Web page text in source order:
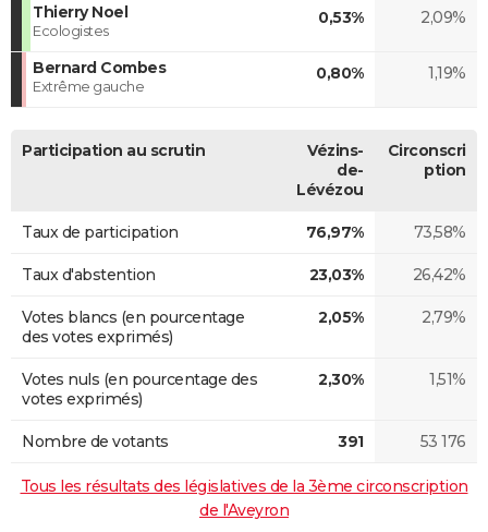
Thierry Noel
Ecologistes
0,53% 2,09%
Bernard Combes
Extrême gauche
0,80% 1,19%
Participation au scrutin
Vézins-
de-
Lévézou
Circonscri
ption
Taux de participation 76,97% 73,58%
Taux d'abstention 23,03% 26,42%
Votes blancs (en pourcentage
des votes exprimés)
2,05% 2,79%
Votes nuls (en pourcentage des
votes exprimés)
2,30% 1,51%
Nombre de votants 391 53 176
Tous les résultats des législatives de la 3ème circonscription
de l'Aveyron